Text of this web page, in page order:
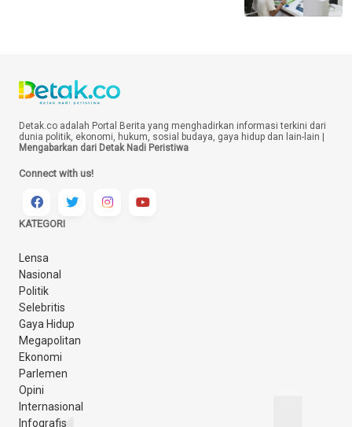
Detak.co adalah Portal Berita yang menghadirkan informasi terkini dari
dunia politik, ekonomi, hukum, sosial budaya, gaya hidup dan lain-lain |
Mengabarkan dari Detak Nadi Peristiwa
Connect with us!
KATEGORI
Lensa
Nasional
Politik
Selebritis
Gaya Hidup
Megapolitan
Ekonomi
Parlemen
Opini
Internasional
Infografis